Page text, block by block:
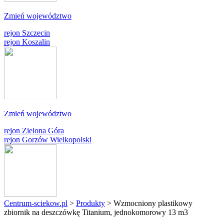
Zmień województwo
rejon Szczecin
rejon Koszalin
Zmień województwo
rejon Zielona Góra
rejon Gorzów Wielkopolski
Centrum-sciekow.pl > Produkty > Wzmocniony plastikowy
zbiornik na deszczówkę Titanium, jednokomorowy 13 m3